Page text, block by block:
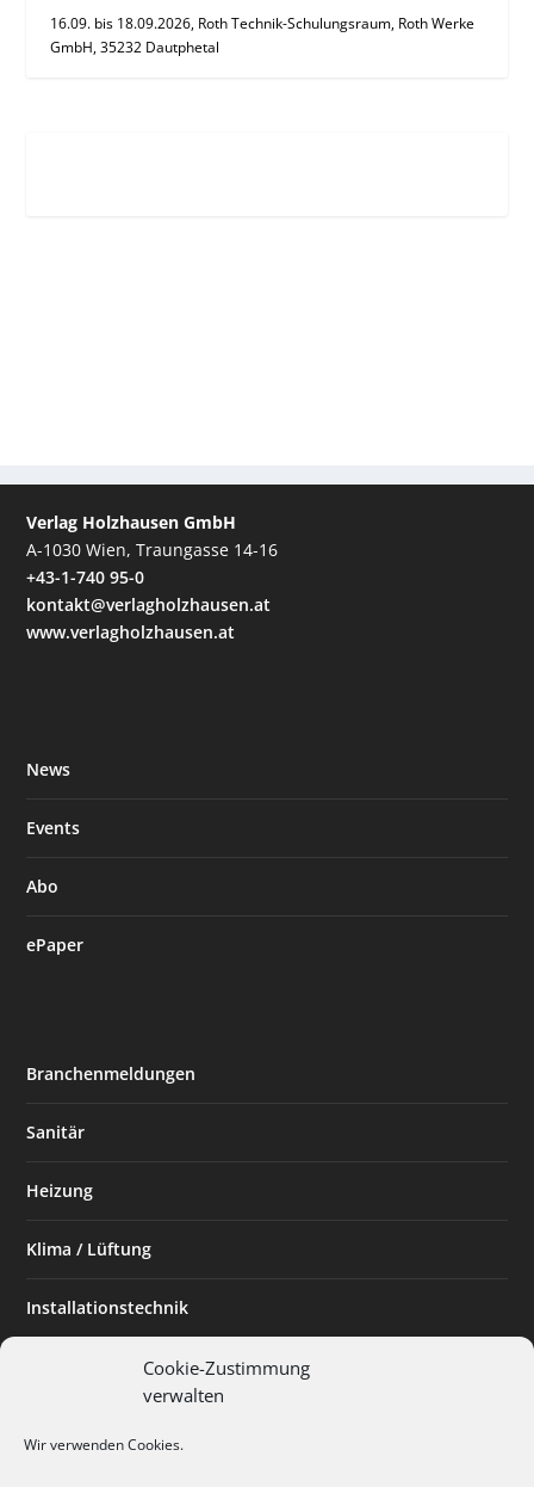
Cookie-Zustimmung
verwalten
Wir verwenden Cookies.
16.09. bis 18.09.2026, Roth Technik-Schulungsraum, Roth Werke
GmbH, 35232 Dautphetal
Verlag Holzhausen GmbH
A-1030 Wien, Traungasse 14-16
+43-1-740 95-0
kontakt@verlagholzhausen.at
www.verlagholzhausen.at
News
Events
Abo
ePaper
Branchenmeldungen
Sanitär
Heizung
Klima / Lüftung
Installationstechnik
Planen & Bauen